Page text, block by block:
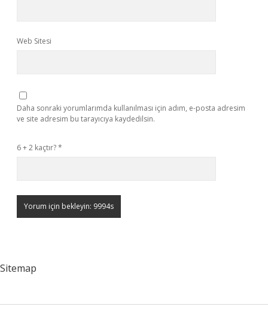
Web Sitesi
Daha sonraki yorumlarımda kullanılması için adım, e-posta adresim
ve site adresim bu tarayıcıya kaydedilsin.
6 + 2 kaçtır?*
Sitemap